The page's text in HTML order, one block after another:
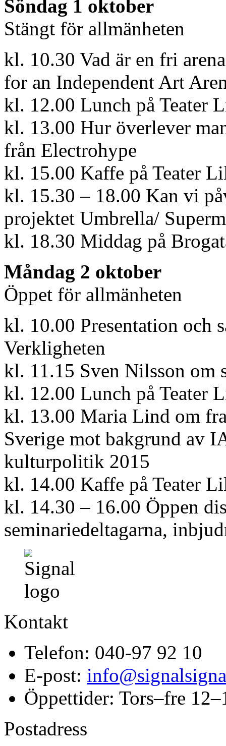
Söndag 1 oktober
Stängt för allmänheten
kl. 10.30 Vad är en fri
for an Independent Art
kl. 12.00 Lunch på Teater
kl. 13.00 Hur överlever
från Electrohype
kl. 15.00 Kaffe på Teater
kl. 15.30 – 18.00 Kan vi
projektet Umbrella/
kl. 18.30 Middag på
Måndag 2 oktober
Öppet för allmänheten
kl. 10.00 Presentation och
Verkligheten
kl. 11.15 Sven Nilsson
kl. 12.00 Lunch på Teater
kl. 13.00 Maria Lind om
Sverige mot bakgrund av
kulturpolitik 2015
kl. 14.00 Kaffe på Teater
kl. 14.30 – 16.00 Öppen
seminariedeltagarna,
Kontakt
Telefon: 040-97 92 10
E-post:
Öppettider: Tors–fre
Postadress